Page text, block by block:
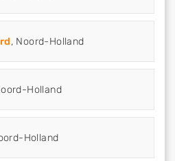
, Noord-Holland
Holland
Holland